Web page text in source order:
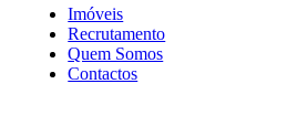
Imóveis
Recrutamento
Quem Somos
Contactos